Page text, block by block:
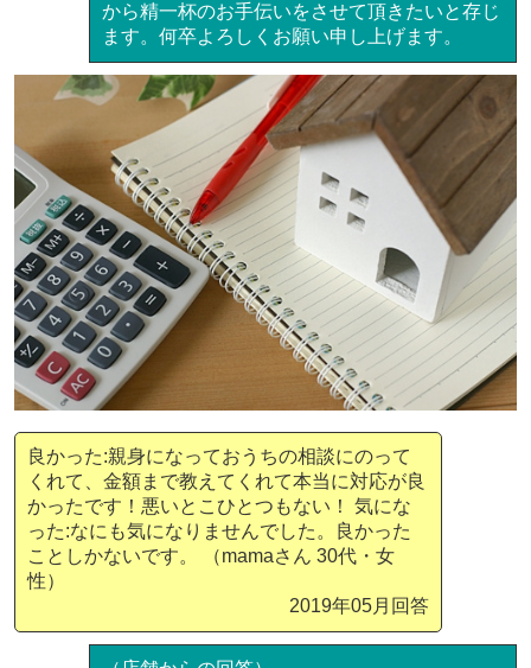
から精一杯のお手伝いをさせて頂きたいと存じ
ます。何卒よろしくお願い申し上げます。
良かった:親身になっておうちの相談にのって
くれて、金額まで教えてくれて本当に対応が良
かったです！悪いとこひとつもない！ 気にな
った:なにも気になりませんでした。良かった
ことしかないです。 （mamaさん 30代・女
性）
2019年05月回答